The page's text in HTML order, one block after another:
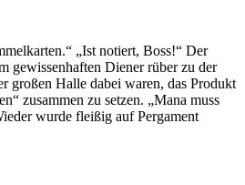
„Ist notiert, Boss!“ Der
gewissenhaften Diener rüber zu der
großen Halle dabei waren, das Produkt
zusammen zu setzen. „Mana muss
wurde fleißig auf Pergament